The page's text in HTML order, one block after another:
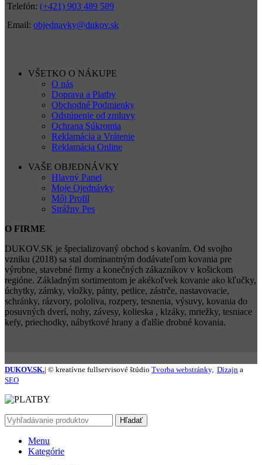
Telefón: (+421) 903 489 589
Email: objednavky@dukov.sk
VŠETKO O NÁKUPE
O nás
Doprava a Platby
Obchodné Podmienky
Odstúpenie od zmluvy
Ochrana Súkromia
Reklamácia a Vrátenie
Reklamácia Online
VAŠE OBJEDNÁVKY
Hlavný Panel
Moje Ojednávky
Môj Profil
Strážny Pes
O FIRME
DUKOV.SK je špecializovaný obchod s kovaním. Od svojho
vzniku (2018) sa stal dominantným dodávateľom kovania pre
výrobne, stavebné firmy a konečných zákazníkov v košickom
regióne. Základným sortimentom je akékoľvek kovanie ako kľučky,
úchytky, zámky, vložky, pánty, petlice, zástrče, nastavovacie,
schránky, rázvory, pololiva, rozpery, tesnenia, výsuvy, kovania do
posuvných dverí, nohy, závesy, kolieska , klzáky, mriežky, tesniace
kefy, priechodky, nábytkové hrany a ďalšie drobné kovania.
DUKOV.SK.| © kreatívne fullservisové štúdio Tvorba webstránky, Dizajn a
SEO
Hľadať
Menu
Kategórie